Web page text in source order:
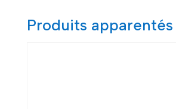
Produits apparentés